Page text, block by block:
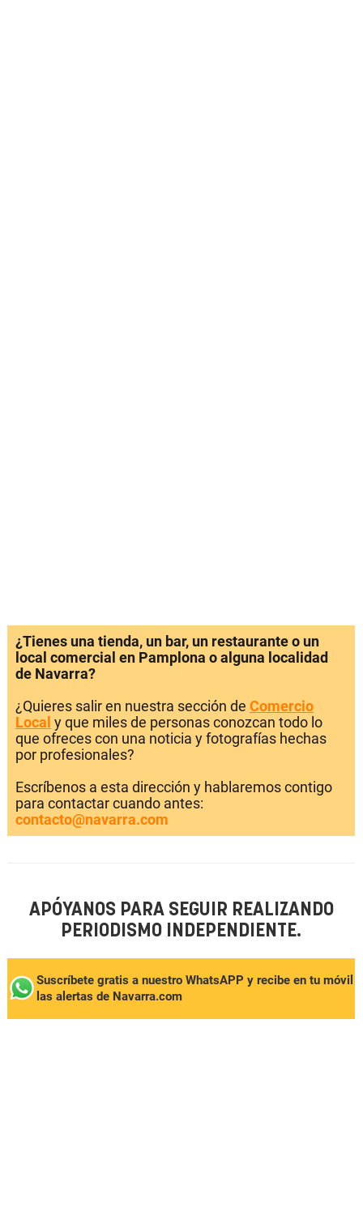
¿Tienes una tienda, un bar, un restaurante o un
local comercial en Pamplona o alguna localidad
de Navarra?
¿Quieres salir en nuestra sección de Comercio
Local y que miles de personas conozcan todo lo
que ofreces con una noticia y fotografías hechas
por profesionales?
Escríbenos a esta dirección y hablaremos contigo
para contactar cuando antes:
contacto@navarra.com
APÓYANOS PARA SEGUIR REALIZANDO
PERIODISMO INDEPENDIENTE.
Suscríbete gratis a nuestro WhatsAPP y recibe en tu móvil
las alertas de Navarra.com